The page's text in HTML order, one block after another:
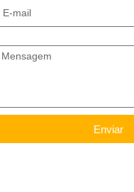
Enviar